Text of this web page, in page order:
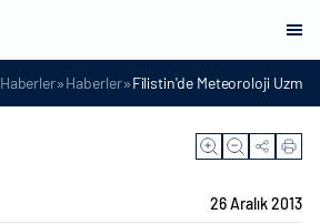
Haberler»Haberler»Filistin'de Meteoroloji
26 Aralık 2013